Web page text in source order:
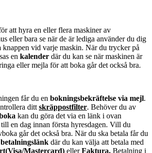
att hyra en eller flera maskiner av
eller bara se när de är lediga använder du dig
knappen vid varje maskin. När du trycker på
en kalender där du kan se när maskinen är
eller mejla för att boka går det också bra.
får du en bokningsbekräftelse via mejl.
ditt skräppostfilter. Behöver du av
kan du göra det via en länk i ovan
en dag innan första hyresdagen. Vill du
går det också bra. När du ska betala får du
betalningslänk där du kan välja att betala med
Mastercard) ellerFaktura. Betalning i